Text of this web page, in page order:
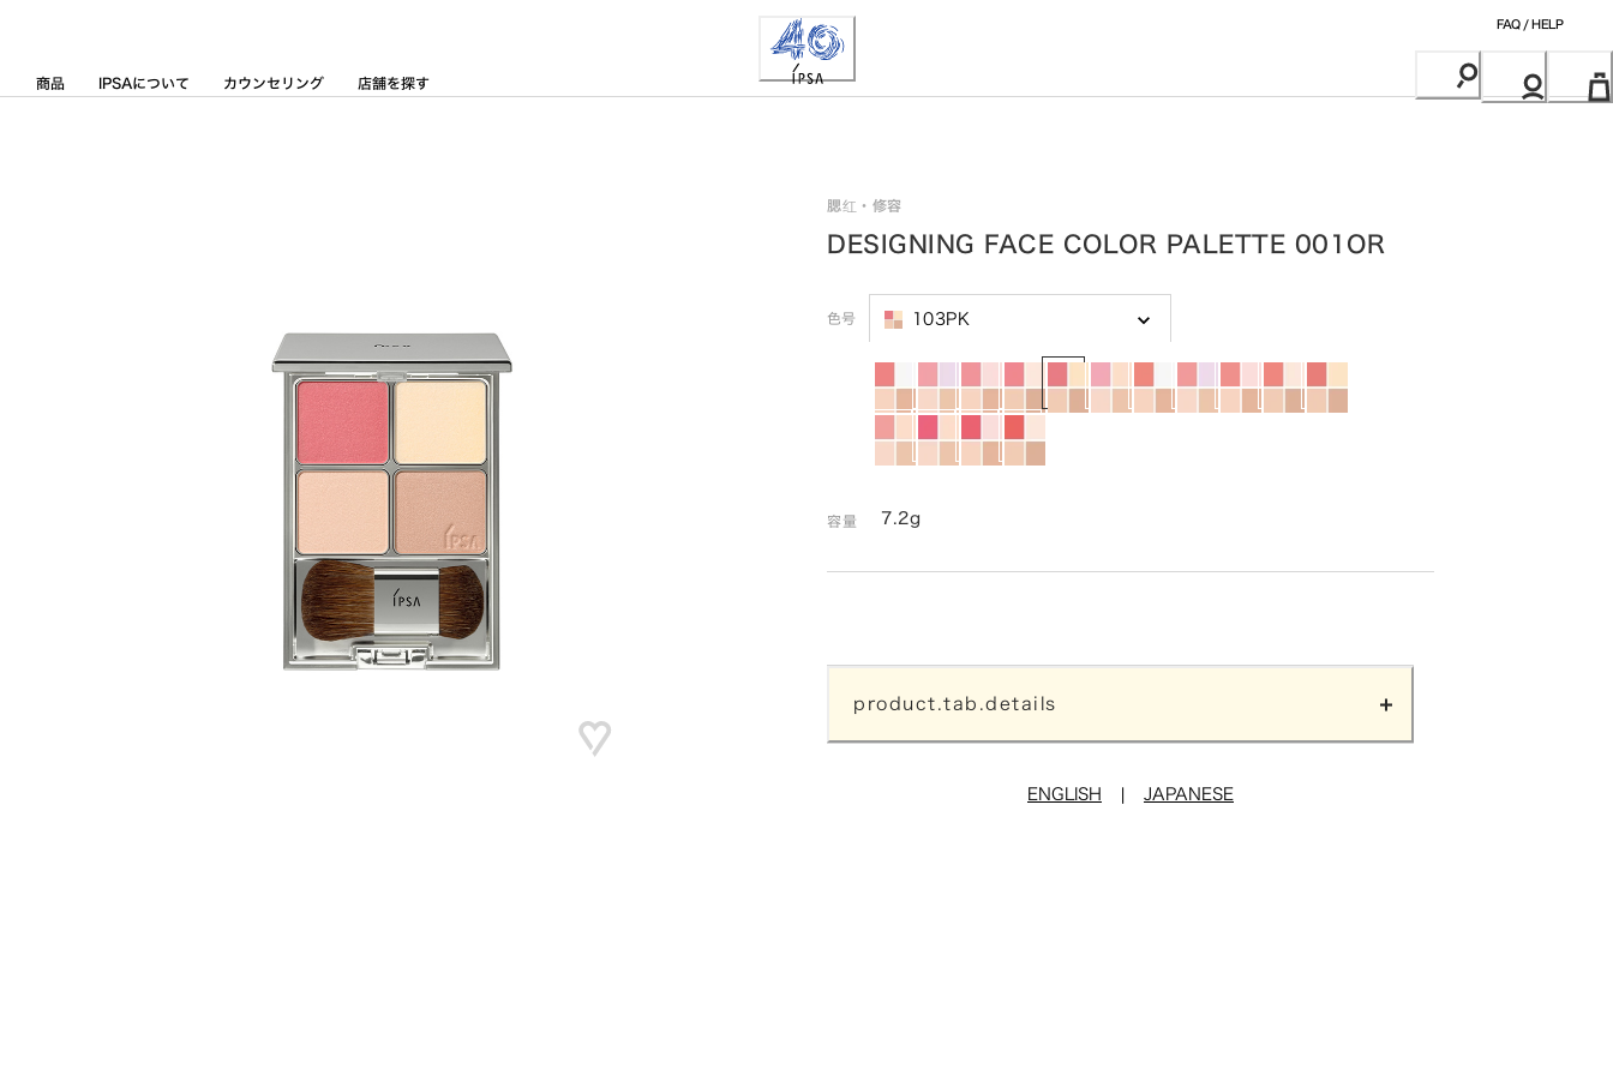
商品 IPSAについて カウンセリング 店舗を探す
FAQ / HELP
腮红・修容
DESIGNING FACE COLOR PALETTE 001OR
色号 103PK
容量 7.2g
product.tab.details
ENGLISH JAPANESE